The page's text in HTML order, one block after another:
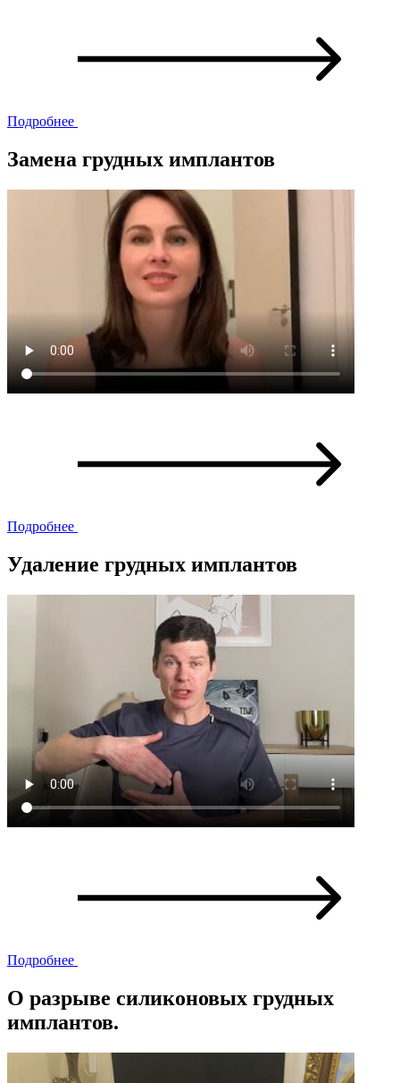
Подробнее
Замена грудных имплантов
Подробнее
Удаление грудных имплантов
Подробнее
О разрыве силиконовых грудных
имплантов.